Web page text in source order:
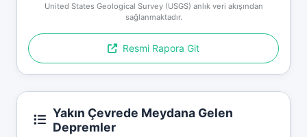
United States Geological Survey (USGS) anlık veri akışından
sağlanmaktadır.
Resmi Rapora Git
Yakın Çevrede Meydana Gelen
Depremler